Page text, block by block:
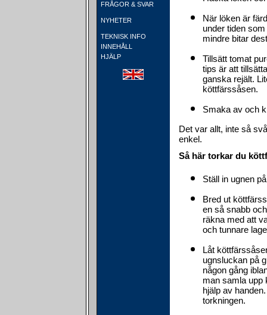
FRÅGOR & SVAR
NYHETER
TEKNISK INFO
INNEHÅLL
HJÄLP
När löken är
under tiden
mindre bitar
Tillsätt tomat
tips är att
ganska rejält.
köttfärssåsen.
Smaka av och
Det var allt, inte så
enkel.
Så här torkar du
Ställ in ugnen
Bred ut
en så snabb
räkna med att
och tunnare
Låt
ugnsluckan på
någon gång
man samla upp
hjälp av
torkningen.